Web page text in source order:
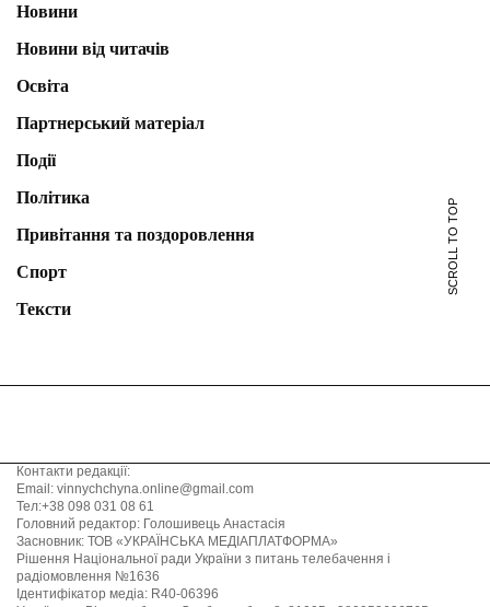
Новини
Новини від читачів
Освіта
Партнерський матеріал
Події
Політика
Привітання та поздоровлення
Спорт
Тексти
SCROLL TO TOP
Контакти редакції:
Email: vinnychchyna.online@gmail.com
Тел:+38 098 031 08 61
Головний редактор: Голошивець Анастасія
Засновник: ТОВ «УКРАЇНСЬКА МЕДІАПЛАТФОРМА»
Рішення Національної ради України з питань телебачення і
радіомовлення №1636
Ідентифікатор медіа: R40-06396